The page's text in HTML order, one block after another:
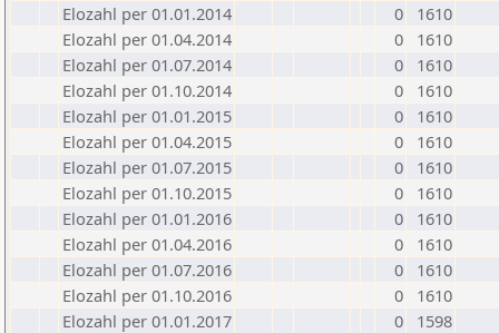
Elozahl per 01.01.2014
0
1610
Elozahl per 01.04.2014
0
1610
Elozahl per 01.07.2014
0
1610
Elozahl per 01.10.2014
0
1610
Elozahl per 01.01.2015
0
1610
Elozahl per 01.04.2015
0
1610
Elozahl per 01.07.2015
0
1610
Elozahl per 01.10.2015
0
1610
Elozahl per 01.01.2016
0
1610
Elozahl per 01.04.2016
0
1610
Elozahl per 01.07.2016
0
1610
Elozahl per 01.10.2016
0
1610
Elozahl per 01.01.2017
0
1598